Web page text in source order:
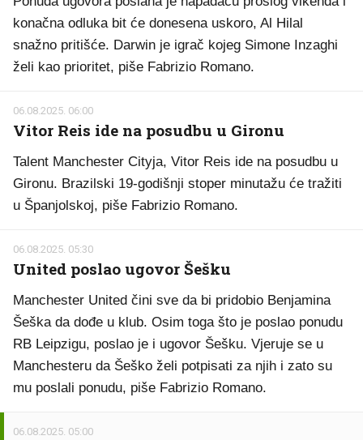
konačna odluka bit će donesena uskoro, Al Hilal
snažno pritišće. Darwin je igrač kojeg Simone Inzaghi
želi kao prioritet, piše Fabrizio Romano.
06.08.2025. 06:00
Vitor Reis ide na posudbu u Gironu
Talent Manchester Cityja, Vitor Reis ide na posudbu u
Gironu. Brazilski 19-godišnji stoper minutažu će tražiti
u Španjolskoj, piše Fabrizio Romano.
06.08.2025. 05:30
United poslao ugovor Šešku
Manchester United čini sve da bi pridobio Benjamina
Šeška da dođe u klub. Osim toga što je poslao ponudu
RB Leipzigu, poslao je i ugovor Šešku. Vjeruje se u
Manchesteru da Šeško želi potpisati za njih i zato su
mu poslali ponudu, piše Fabrizio Romano.
06.08.2025. 05:00